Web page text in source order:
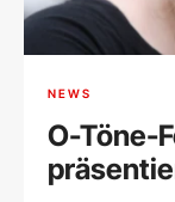
NEWS
O-Töne-